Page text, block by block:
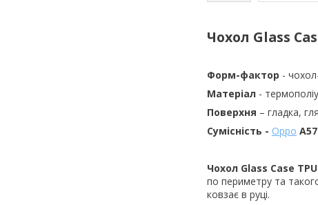
Чохол Glass
Форм-фактор -
Матеріал -
Поверхня – гладка,
Сумісність - Oppo
Чохол Glass Case TPU
по периметру та
ковзає в руці.